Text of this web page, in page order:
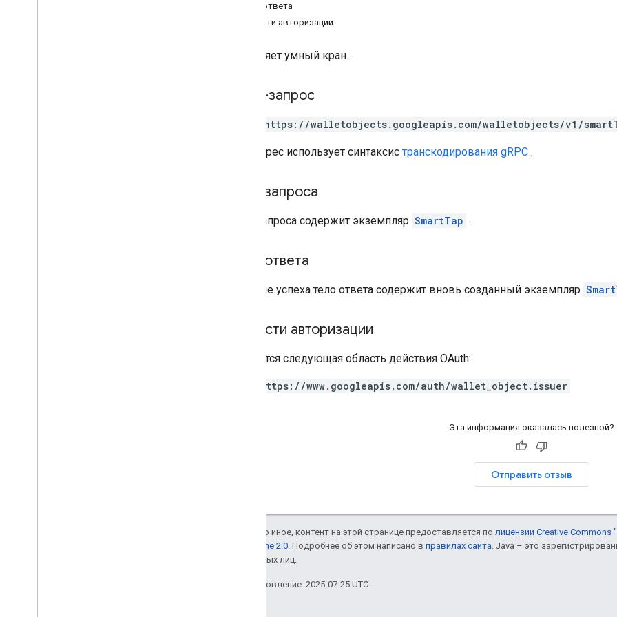
Тело ответа
Области авторизации
Вставляет умный кран.
HTTP-запрос
POST https://walletobjects.googleapis.com/walletobjects/v1/
URL-адрес использует синтаксис транскодирования gRPC .
Тело запроса
Тело запроса содержит экземпляр SmartTap .
Тело ответа
В случае успеха тело ответа содержит вновь созданный экземпляр
Области авторизации
Требуется следующая область действия OAuth:
https://www.googleapis.com/auth/wallet_object.issuer
Эта информация оказалась полезной?
Отправить отзыв
Если не указано иное, контент на этой странице предоставляется по лицензии Creative Commons
лицензии Apache 2.0 . Подробнее об этом написано в правилах сайта . Java – это
аффилированных лиц.
Последнее обновление: 2025-07-25 UTC.